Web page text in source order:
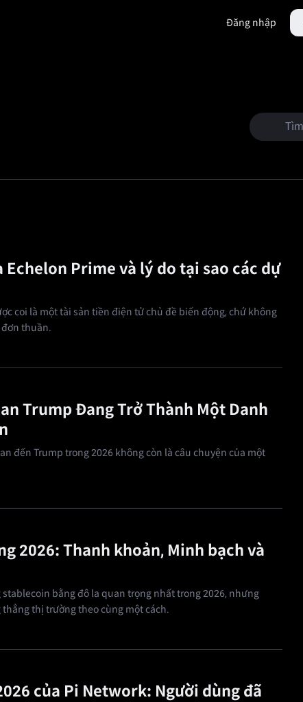
Đăng nhập
Echelon Prime và lý do tại sao các dự
coi là một tài sản tiền điện tử chủ đề biến động, chứ không
thuần.
Trump Đang Trở Thành Một Danh
đến Trump trong 2026 không còn là câu chuyện của một
2026: Thanh khoản, Minh bạch và
stablecoin bằng đô la quan trọng nhất trong 2026, nhưng
thị trường theo cùng một cách.
của Pi Network: Người dùng đã